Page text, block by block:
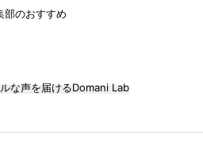
部のおすすめ
ルな声を届けるDomani Lab